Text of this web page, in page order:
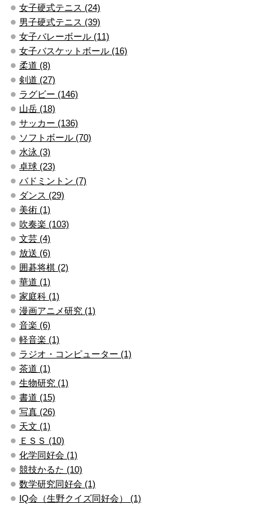
女子硬式テニス (24)
男子硬式テニス (39)
女子バレーボール (11)
女子バスケットボール (16)
柔道 (8)
剣道 (27)
ラグビー (146)
山岳 (18)
サッカー (136)
ソフトボール (70)
水泳 (3)
卓球 (23)
バドミントン (7)
ダンス (29)
美術 (1)
吹奏楽 (103)
文芸 (4)
放送 (6)
囲碁将棋 (2)
華道 (1)
家庭科 (1)
漫画アニメ研究 (1)
音楽 (6)
軽音楽 (1)
ラジオ・コンピューター (1)
茶道 (1)
生物研究 (1)
書道 (15)
写真 (26)
天文 (1)
ＥＳＳ (10)
化学同好会 (1)
競技かるた (10)
数学研究同好会 (1)
IQ会（生野クイズ同好会） (1)